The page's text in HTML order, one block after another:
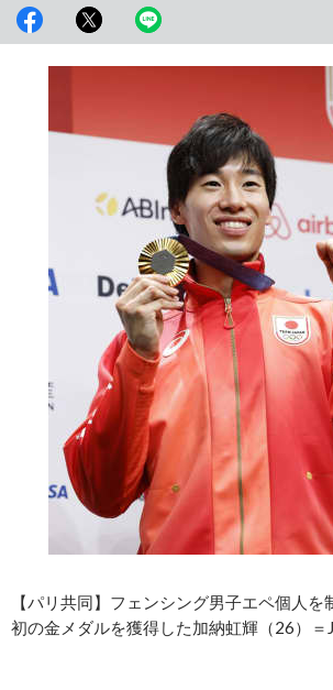
【パリ共同】フェンシング男子エペ個人
初の金メダルを獲得した加納虹輝（26）